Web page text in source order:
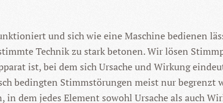
und sich wie eine Maschine bedienen
Technik zu stark betonen. Wir lösen
ist, bei dem sich Ursache und Wirkung
bedingten Stimmstörungen meist nur
dem jedes Element sowohl Ursache als auch